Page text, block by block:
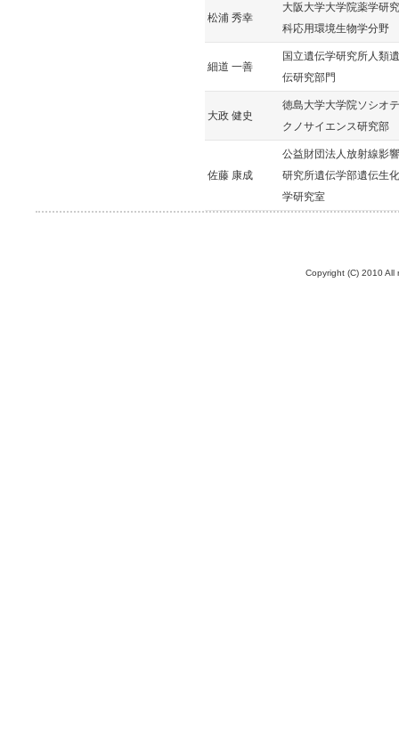
松浦 秀幸
大阪大学大学院薬学研究
科応用環境生物学分野
細道 一善
国立遺伝学研究所人類遺
伝研究部門
大政 健史
徳島大学大学院ソシオテ
クノサイエンス研究部
佐藤 康成
公益財団法人放射線影響
研究所遺伝学部遺伝生化
学研究室
Copyright (C) 2010